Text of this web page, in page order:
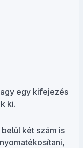
egy kifejezés
ki.
két szám is